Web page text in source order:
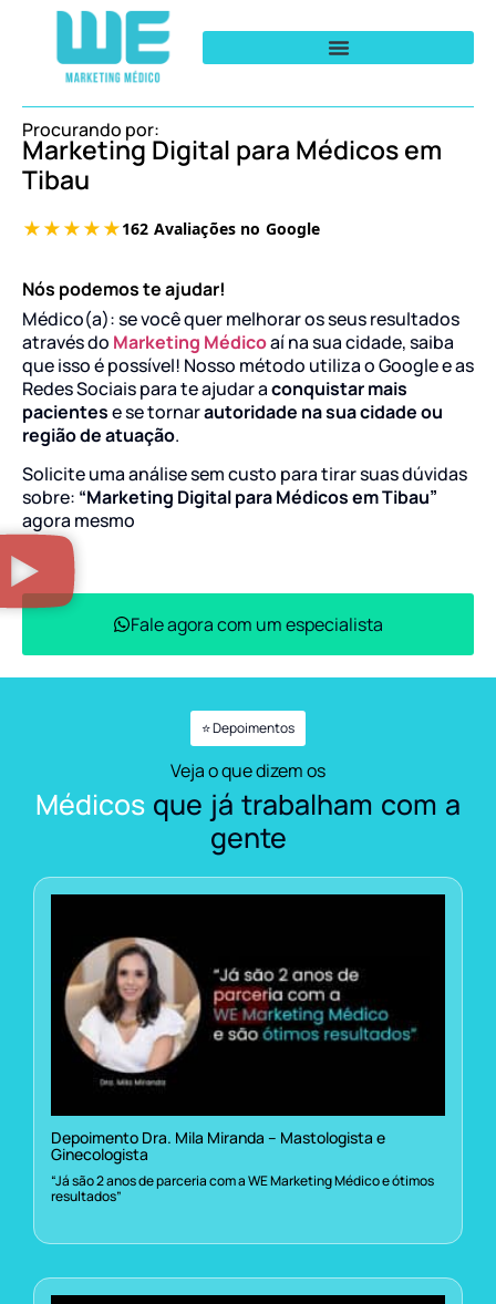
Procurando por:
Marketing Digital para Médicos em
Tibau
Nós podemos te ajudar!
Médico(a): se você quer melhorar os seus resultados
através do Marketing Médicoaí na sua cidade, saiba
que isso é possível! Nosso método utiliza o Google e as
Redes Sociais para te ajudar aconquistar mais
pacientese se tornarautoridade na sua cidade ou
região de atuação.
Solicite uma análise sem custo para tirar suas dúvidas
sobre: “Marketing Digital para Médicos em Tibau”
agora mesmo
Fale agora com um especialista
⭐ Depoimentos
Veja o que dizem os
Médicos que já trabalham com a
gente
Depoimento Dra. Mila Miranda – Mastologista e
Ginecologista
“Já são 2 anos de parceria com a WE Marketing Médico e ótimos
resultados”